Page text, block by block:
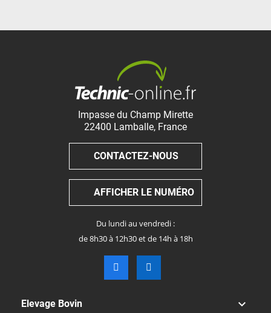
Impasse du Champ Mirette
22400 Lamballe, France
CONTACTEZ-NOUS
AFFICHER LE NUMÉRO
Du lundi au vendredi :
de 8h30 à 12h30 et de 14h à 18h
Elevage Bovin 